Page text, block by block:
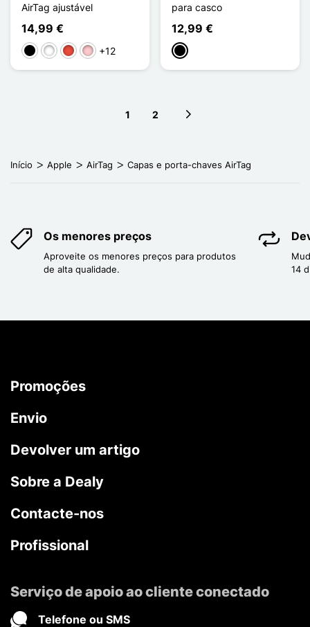
AirTag ajustável
14,99 €
PretoBrancoVermelho
Rosa+12
para casco
12,99 €
Preto
1 2
Início Apple AirTag Capas e porta-chaves AirTag
Os menores preços
Aproveite os menores preços para produtos
de alta qualidade.
14
Promoções
Envio
Devolver um artigo
Sobre a Dealy
Contacte-nos
Profissional
Serviço de apoio ao cliente conectado
Telefone ou SMS